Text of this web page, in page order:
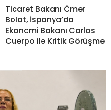
Ticaret Bakanı Ömer
Bolat, İspanya’da
Ekonomi Bakanı Carlos
Cuerpo ile Kritik Görüşme